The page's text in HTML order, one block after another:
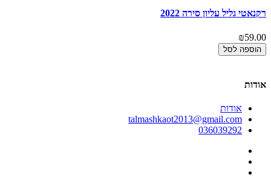
רקנאטי גליל עליון סירה 2022
₪59.00
הוספה לסל
אודות
אודות
talmashkaot2013@gmail.com
036039292